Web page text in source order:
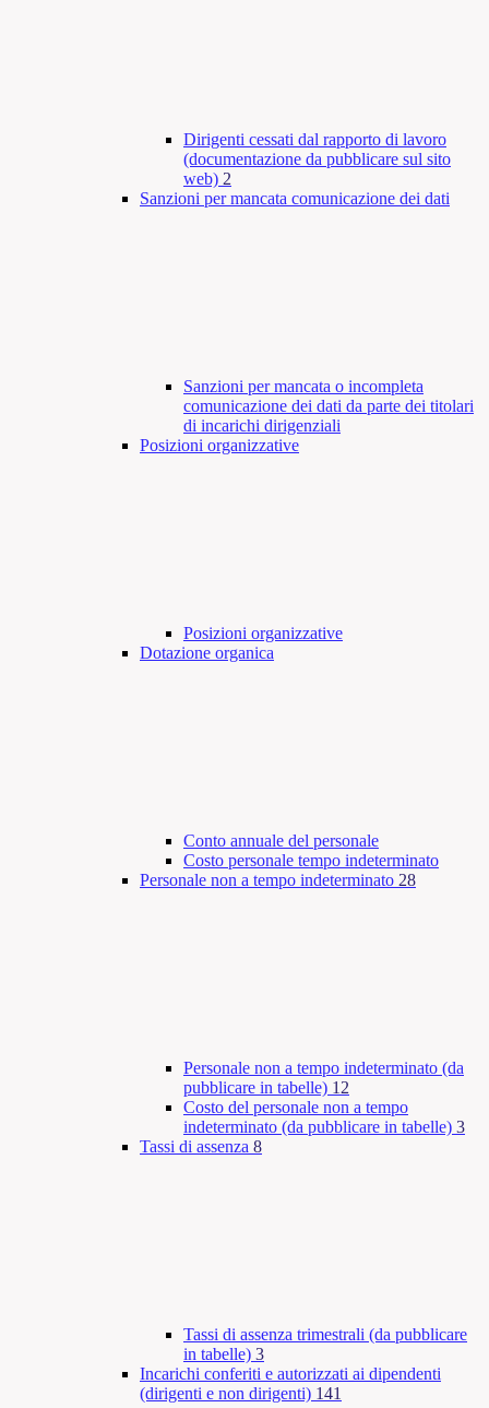
Dirigenti cessati dal rapporto di lavoro
(documentazione da pubblicare sul sito
web) 2
Sanzioni per mancata comunicazione dei dati
Sanzioni per mancata o incompleta
comunicazione dei dati da parte dei titolari
di incarichi dirigenziali
Posizioni organizzative
Posizioni organizzative
Dotazione organica
Conto annuale del personale
Costo personale tempo indeterminato
Personale non a tempo indeterminato 28
Personale non a tempo indeterminato (da
pubblicare in tabelle) 12
Costo del personale non a tempo
indeterminato (da pubblicare in tabelle) 3
Tassi di assenza 8
Tassi di assenza trimestrali (da pubblicare
in tabelle) 3
Incarichi conferiti e autorizzati ai dipendenti
(dirigenti e non dirigenti) 141